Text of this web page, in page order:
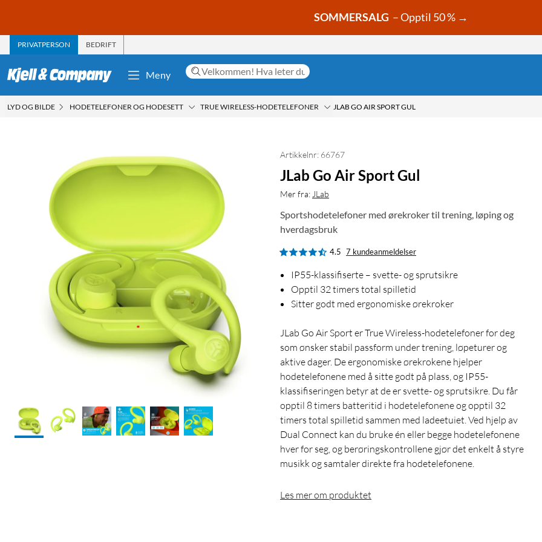
SOMMERSALG – Opptil 50 % →
PRIVATPERSON BEDRIFT
Meny
LYD OG BILDE HODETELEFONER OG HODESETT TRUE WIRELESS-HODETELEFONER JLAB GO AIR SPORT GUL
Artikkelnr: 66767
JLab Go Air Sport Gul
Mer fra:JLab
Sportshodetelefoner med ørekroker til trening, løping og
hverdagsbruk
4.5 7 kundeanmeldelser
IP55-klassifiserte – svette- og sprutsikre
Opptil 32 timers total spilletid
Sitter godt med ergonomiske ørekroker
JLab Go Air Sport er True Wireless-hodetelefoner for deg
som ønsker stabil passform under trening, løpeturer og
aktive dager. De ergonomiske ørekrokene hjelper
hodetelefonene med å sitte godt på plass, og IP55-
klassifiseringen betyr at de er svette- og sprutsikre. Du får
opptil 8 timers batteritid i hodetelefonene og opptil 32
timers total spilletid sammen med ladeetuiet. Ved hjelp av
Dual Connect kan du bruke én eller begge hodetelefonene
hver for seg, og berøringskontrollene gjør det enkelt å styre
musikk og samtaler direkte fra hodetelefonene.
Les mer om produktet